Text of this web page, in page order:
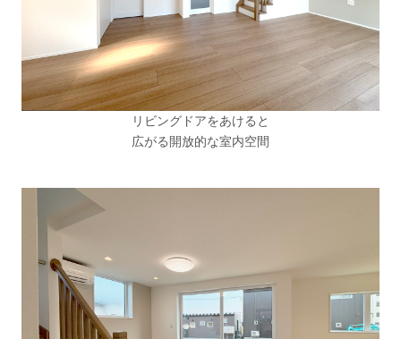
リビングドアをあけると
広がる開放的な室内空間